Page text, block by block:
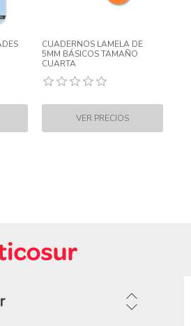
CUADERNOS LAMELA DE
5MM BÁSICOS TAMAÑO
CUARTA